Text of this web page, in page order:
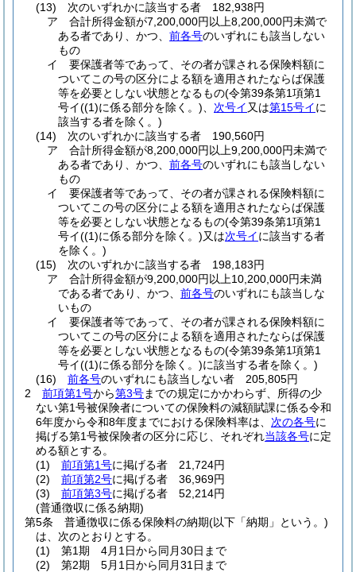
(13)
次のいずれかに該当する者 182,938円
ア
合計所得金額が7,200,000円以上8,200,000円未満で
ある者であり、かつ、 前各号のいずれにも該当しない
もの
イ
要保護者等であって、その者が課される保険料額に
ついてこの号の区分による額を適用されたならば保護
等を必要としない状態となるもの(令第39条第1項第1
号イ((1)に係る部分を除く。) 次号イ 又は第15号イに
該当する者を除く。)
(14)
次のいずれかに該当する者 190,560円
ア
合計所得金額が8,200,000円以上9,200,000円未満で
ある者であり、かつ、 前各号のいずれにも該当しない
もの
イ
要保護者等であって、その者が課される保険料額に
ついてこの号の区分による額を適用されたならば保護
等を必要としない状態となるもの(令第39条第1項第1
号イ((1)に係る部分を除く。)又は次号イに該当する者
を除く。)
(15)
次のいずれかに該当する者 198,183円
ア
合計所得金額が9,200,000円以上10,200,000円未満
である者であり、かつ、 前各号のいずれにも該当しな
いもの
イ
要保護者等であって、その者が課される保険料額に
ついてこの号の区分による額を適用されたならば保護
等を必要としない状態となるもの(令第39条第1項第1
号イ((1)に係る部分を除く。)に該当する者を除く。)
(16)
前各号のいずれにも該当しない者 205,805円
2
前項第1号から第3号までの規定にかかわらず、所得の少
ない第1号被保険者についての保険料の減額賦課に係る令和
6年度から令和8年度までにおける保険料率は、 次の各号に
掲げる第1号被保険者の区分に応じ、それぞれ当該各号に定
める額とする。
(1)
前項第1号に掲げる者 21,724円
(2)
前項第2号に掲げる者 36,969円
(3)
前項第3号に掲げる者 52,214円
(普通徴収に係る納期)
第5条
普通徴収に係る保険料の納期(以下「納期」という。)
は、次のとおりとする。
(1)
第1期 4月1日から同月30日まで
(2)
第2期 5月1日から同月31日まで